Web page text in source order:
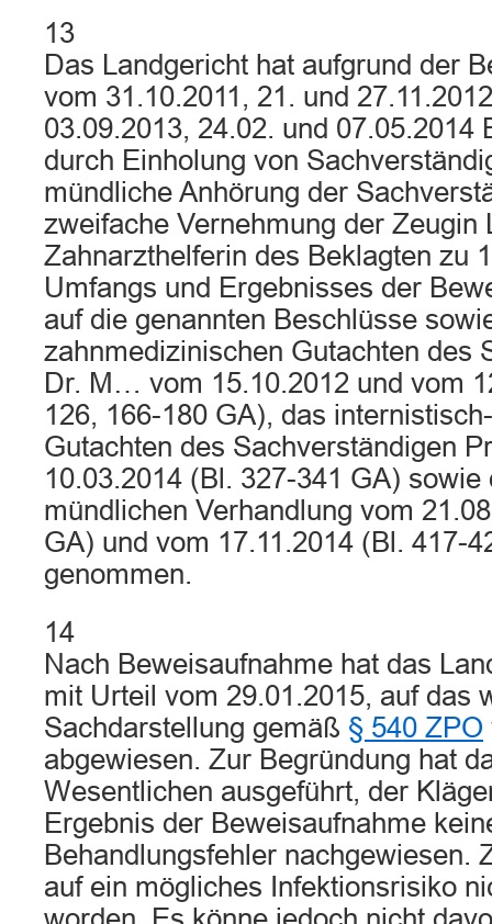
13
Das Landgericht hat aufgrund der
vom 31.10.2011, 21. und
03.09.2013, 24.02. und 07.05.2014
durch Einholung von
mündliche Anhörung der
zweifache Vernehmung der
Zahnarzthelferin des Beklagten zu
Umfangs und Ergebnisses der
auf die genannten Beschlüsse
zahnmedizinischen Gutachten des
Dr. M… vom 15.10.2012 und vom
126, 166-180 GA), das
Gutachten des Sachverständigen
10.03.2014 (Bl. 327-341 GA)
mündlichen Verhandlung vom
GA) und vom 17.11.2014 (Bl. 417-
genommen.
14
Nach Beweisaufnahme hat das
mit Urteil vom 29.01.2015, auf das
Sachdarstellung gemäß § 540 ZPO
abgewiesen. Zur Begründung hat
Wesentlichen ausgeführt, der
Ergebnis der Beweisaufnahme
Behandlungsfehler nachgewiesen.
auf ein mögliches Infektionsrisiko